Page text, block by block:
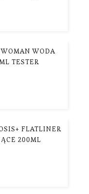
WODA
TESTER
FLATLINER
200ML